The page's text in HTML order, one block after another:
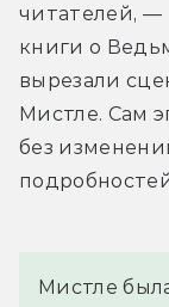
читателей, —
книги о
вырезали
Мистле. Сам
без
Мистле